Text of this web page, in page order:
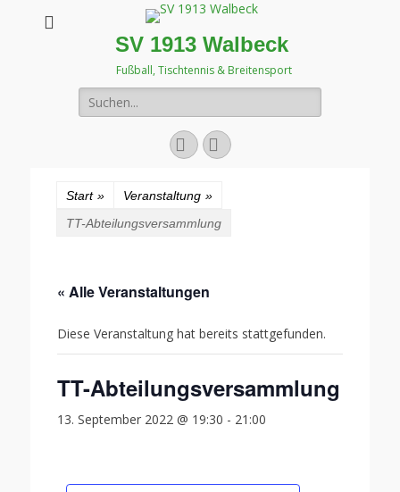
SV 1913 Walbeck
Fußball, Tischtennis & Breitensport
Suchen
nach:
FacebookInstagram
Start » Veranstaltung »
TT-Abteilungsversammlung
« Alle Veranstaltungen
Diese Veranstaltung hat bereits stattgefunden.
TT-Abteilungsversammlung
13. September 2022 @ 19:30 - 21:00